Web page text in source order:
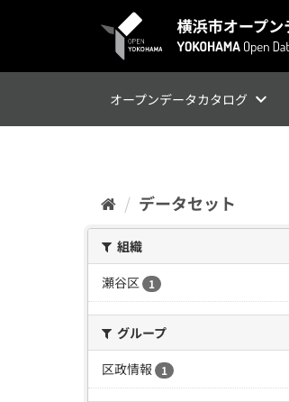
オープンデータカタログ
データセット
組織
瀬谷区
1
グループ
区政情報
1